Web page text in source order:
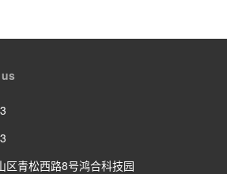
区青松西路8号鸿合科技园